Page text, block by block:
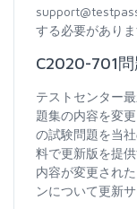
する必要がありま
C2020-701
テストセンター
題集の内容を変
の試験問題を当
料で更新版を提
内容が変更され
ンについて更新